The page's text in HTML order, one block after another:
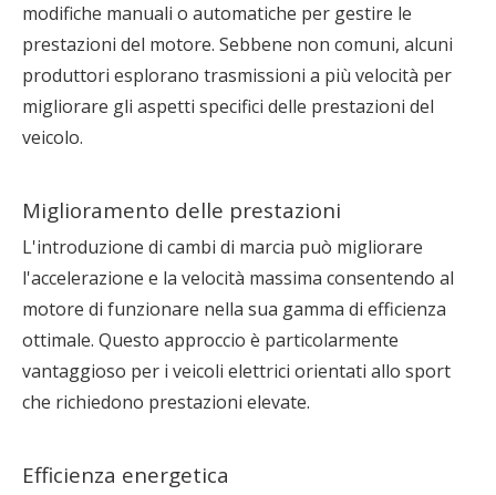
modifiche manuali o automatiche per gestire le
prestazioni del motore. Sebbene non comuni, alcuni
produttori esplorano trasmissioni a più velocità per
migliorare gli aspetti specifici delle prestazioni del
veicolo.
Miglioramento delle prestazioni
L'introduzione di cambi di marcia può migliorare
l'accelerazione e la velocità massima consentendo al
motore di funzionare nella sua gamma di efficienza
ottimale. Questo approccio è particolarmente
vantaggioso per i veicoli elettrici orientati allo sport
che richiedono prestazioni elevate.
Efficienza energetica